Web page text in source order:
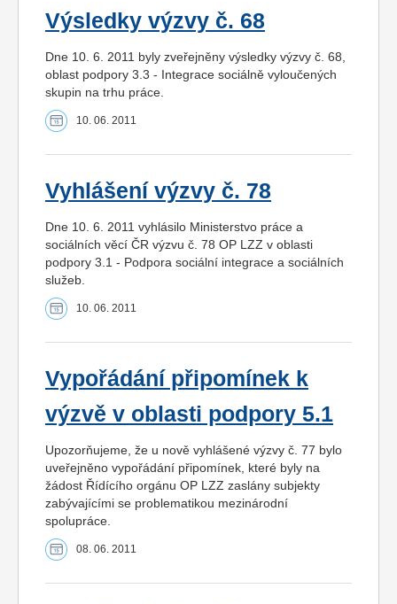
Výsledky výzvy č. 68
Dne 10. 6. 2011 byly zveřejněny výsledky výzvy č. 68,
oblast podpory 3.3 - Integrace sociálně vyloučených
skupin na trhu práce.
10. 06. 2011
Vyhlášení výzvy č. 78
Dne 10. 6. 2011 vyhlásilo Ministerstvo práce a
sociálních věcí ČR výzvu č. 78 OP LZZ v oblasti
podpory 3.1 - Podpora sociální integrace a sociálních
služeb.
10. 06. 2011
Vypořádání připomínek k
výzvě v oblasti podpory 5.1
Upozorňujeme, že u nově vyhlášené výzvy č. 77 bylo
uveřejněno vypořádání připomínek, které byly na
žádost Řídícího orgánu OP LZZ zaslány subjekty
zabývajícími se problematikou mezinárodní
spolupráce.
08. 06. 2011